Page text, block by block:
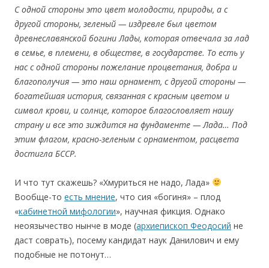
С одной стороны это цвет молодости, природы, а с
другой стороны, зеленый — издревле был цветом
древнеславянской богини Лады, которая отвечала за лад
в семье, в племени, в обществе, в государстве. То есть у
нас с одной стороны пожелание процветания, добра и
благополучия — это наш орнамент, с другой стороны —
богатейшая история, связанная с красным цветом и
символ крови, и солнце, которое благословляет нашу
страну и все это зиждится на фундаменте — Лада… Под
этим флагом, красно-зеленым с орнаментом, расцвета
достигла БССР.
И что тут скажешь? «Хмуриться не надо, Лада»
Вообще-то есть мнение, что сия «богиня» – плод
«кабинетной мифологии», научная фикция. Однако
неоязычество нынче в моде (архиепископ Феодосий не
даст соврать), посему кандидат наук Данилович и ему
подобные не потонут…